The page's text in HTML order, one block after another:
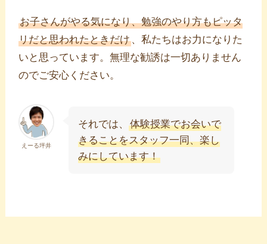
お子さんがやる気になり、勉強のやり方もピッタ
リだと思われたときだけ、私たちはお力になりた
いと思っています。無理な勧誘は一切ありません
のでご安心ください。
えーる坪井
それでは、体験授業でお会いで
きることをスタッフ一同、楽し
みにしています！